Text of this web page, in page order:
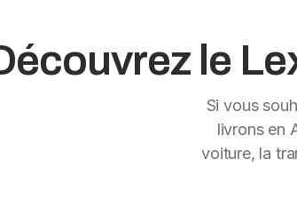
le
Si vous
livrons en
voiture, la